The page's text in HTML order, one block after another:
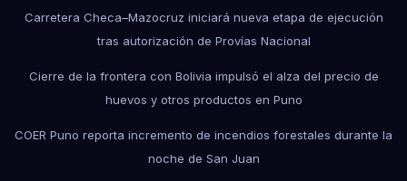
Carretera Checa–Mazocruz iniciará nueva etapa de ejecución
tras autorización de Provías Nacional
Cierre de la frontera con Bolivia impulsó el alza del precio de
huevos y otros productos en Puno
COER Puno reporta incremento de incendios forestales durante la
noche de San Juan